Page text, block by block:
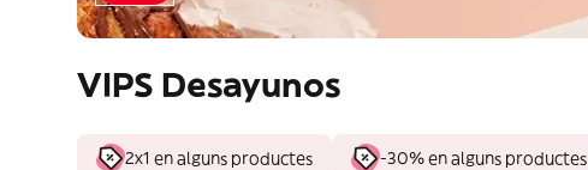
VIPS Desayunos
2x1 en alguns productes -30% en alguns productes